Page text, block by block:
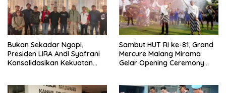
Bukan Sekadar Ngopi,
Presiden LIRA Andi Syafrani
Konsolidasikan Kekuatan
Sambut HUT RI ke-81, Grand
Mercure Malang Mirama
Gelar Opening Ceremony